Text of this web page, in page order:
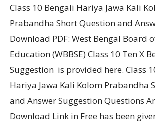
Class 10 Bengali Hariya Jawa Kali
Prabandha Short Question and
Download PDF: West Bengal Board
Education (WBBSE) Class 10 Ten X
Suggestion is provided here. Class
Hariya Jawa Kali Kolom Prabandha
and Answer Suggestion Questions
Download Link in Free has been